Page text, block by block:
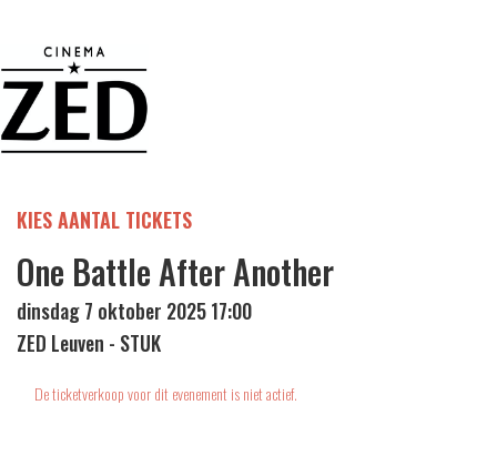
KIES AANTAL TICKETS
One Battle After Another
dinsdag 7 oktober 2025 17:00
ZED Leuven - STUK
De ticketverkoop voor dit evenement is niet actief.